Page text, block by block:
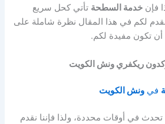
فإنخدمة السطحة تأتي كحل سريع
لكم في هذا المقال نظرة شاملة على
تكون مفيدة لكم.
ريكفري ونش الكويت
فيونش الكويت
في أوقات محددة، ولذا فإننا نقدم